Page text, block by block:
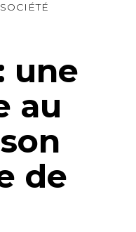
SOCIÉTÉ
une
au
de